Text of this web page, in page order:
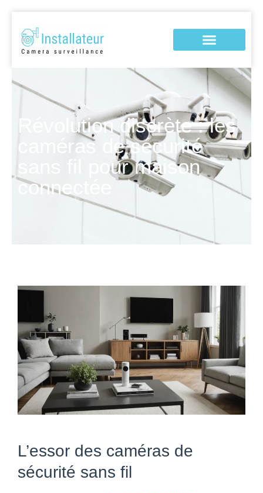
Révolution discrète : les
caméras de sécurité
sans fil pour maison
connectée
L’essor des caméras de
sécurité sans fil